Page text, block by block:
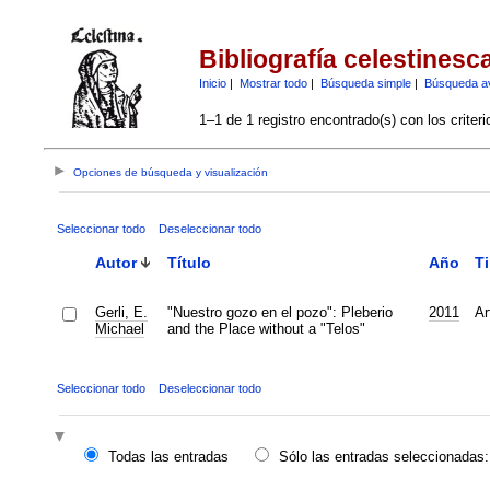
Bibliografía
Inicio| Mostrar todo| Búsqueda simple| Búsqueda
1–1 de 1 registro encontrado(s) con los
Opciones de búsqueda y visualización
Seleccionar todo Deseleccionar todo
Autor Título Año
Gerli, E.
Michael
"Nuestro gozo en el pozo": Pleberio
and the Place without a "Telos"
2011
Seleccionar todo Deseleccionar todo
Todas las entradas
Sólo las entradas seleccionadas: